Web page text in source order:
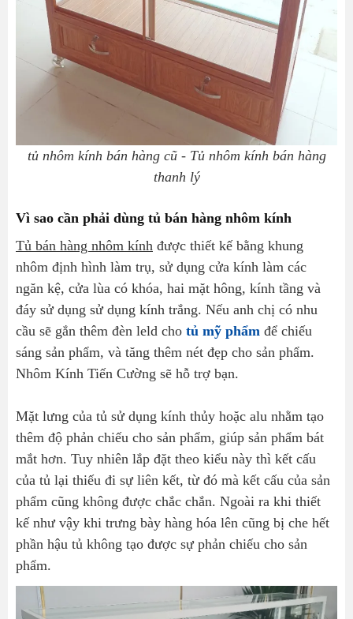
tủ nhôm kính bán hàng cũ - Tủ nhôm kính bán hàng
thanh lý
Vì sao cần phải dùng tủ bán hàng nhôm kính
Tủ bán hàng nhôm kính được thiết kế bằng khung
nhôm định hình làm trụ, sử dụng cửa kính làm các
ngăn kệ, cửa lùa có khóa, hai mặt hông, kính tầng và
đáy sử dụng sử dụng kính trắng. Nếu anh chị có nhu
cầu sẽ gắn thêm đèn leld cho tủ mỹ phẩm để chiếu
sáng sản phẩm, và tăng thêm nét đẹp cho sản phẩm.
Nhôm Kính Tiến Cường sẽ hỗ trợ bạn.
Mặt lưng của tủ sử dụng kính thủy hoặc alu nhằm tạo
thêm độ phản chiếu cho sản phẩm, giúp sản phẩm bát
mắt hơn.​ Tuy nhiên lắp đặt theo kiểu này thì kết cấu
của tủ lại thiếu đi sự liên kết, từ đó mà kết cấu của sản
phẩm cũng không được chắc chắn. Ngoài ra khi thiết
kế như vậy khi trưng bày hàng hóa lên cũng bị che hết
phần hậu tủ không tạo được sự phản chiếu cho sản
phẩm.